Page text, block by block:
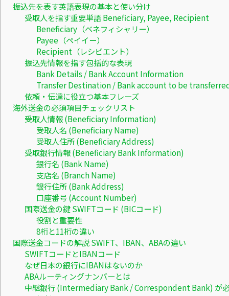
振込先を表す英語表現の基本と使い分け
受取人を指す重要単語 Beneficiary, Payee, Recipient
Beneficiary（ベネフィシャリー）
Payee（ペイイー）
Recipient（レシピエント）
振込先情報を指す包括的な表現
Bank Details / Bank Account Information
Transfer Destination / Bank account to be
依頼・伝達に役立つ基本フレーズ
海外送金の必須項目チェックリスト
受取人情報 (Beneficiary Information)
受取人名 (Beneficiary Name)
受取人住所 (Beneficiary Address)
受取銀行情報 (Beneficiary Bank Information)
銀行名 (Bank Name)
支店名 (Branch Name)
銀行住所 (Bank Address)
口座番号 (Account Number)
国際送金の鍵 SWIFTコード (BICコード)
役割と重要性
8桁と11桁の違い
国際送金コードの解説 SWIFT、IBAN、ABAの違い
SWIFTコードとIBANコード
なぜ日本の銀行にIBANはないのか
ABAルーティングナンバーとは
中継銀行 (Intermediary Bank / Correspondent Bank) が